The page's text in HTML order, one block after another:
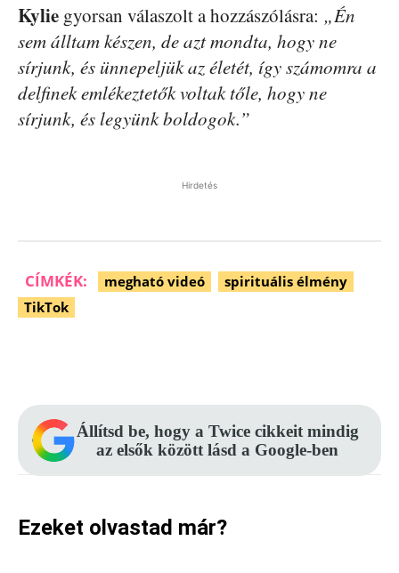
Kylie gyorsan válaszolt a hozzászólásra: „Én
sem álltam készen, de azt mondta, hogy ne
sírjunk, és ünnepeljük az életét, így számomra a
delfinek emlékeztetők voltak tőle, hogy ne
sírjunk, és legyünk boldogok.”
Hirdetés
CÍMKÉK: megható videó
spirituális élmény
TikTok
Állítsd be, hogy a Twice cikkeit mindig
az elsők között lásd a Google-ben
Ezeket olvastad már?